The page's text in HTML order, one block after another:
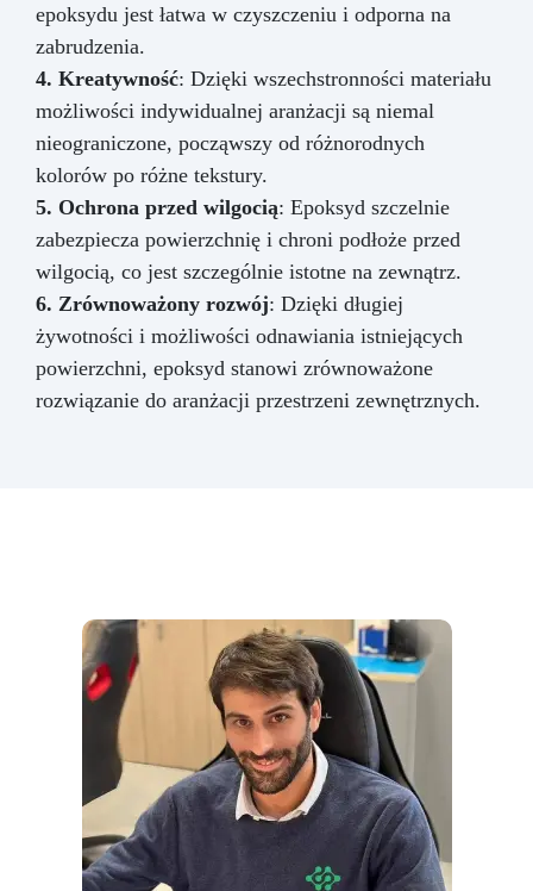
epoksydu jest łatwa w czyszczeniu i odporna na
zabrudzenia.
4. Kreatywność: Dzięki wszechstronności materiału
możliwości indywidualnej aranżacji są niemal
nieograniczone, począwszy od różnorodnych
kolorów po różne tekstury.
5. Ochrona przed wilgocią: Epoksyd szczelnie
zabezpiecza powierzchnię i chroni podłoże przed
wilgocią, co jest szczególnie istotne na zewnątrz.
6. Zrównoważony rozwój: Dzięki długiej
żywotności i możliwości odnawiania istniejących
powierzchni, epoksyd stanowi zrównoważone
rozwiązanie do aranżacji przestrzeni zewnętrznych.